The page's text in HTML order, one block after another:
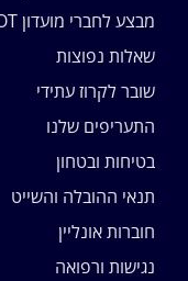
מבצע לחברי מועדון HOT
שאלות נפוצות
שובר לקרוז עתידי
התעריפים שלנו
בטיחות ובטחון
תנאי ההובלה והשייט
חוברות אונליין
נגישות ורפואה